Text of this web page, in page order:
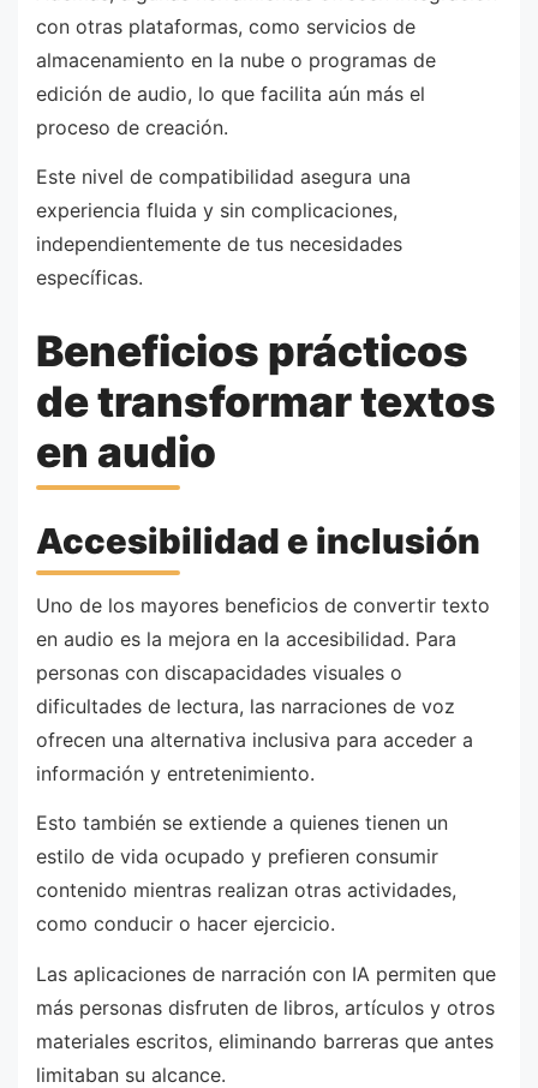
con otras plataformas, como servicios de
almacenamiento en la nube o programas de
edición de audio, lo que facilita aún más el
proceso de creación.
Este nivel de compatibilidad asegura una
experiencia fluida y sin complicaciones,
independientemente de tus necesidades
específicas.
Beneficios prácticos
de transformar textos
en audio
Accesibilidad e inclusión
Uno de los mayores beneficios de convertir texto
en audio es la mejora en la accesibilidad. Para
personas con discapacidades visuales o
dificultades de lectura, las narraciones de voz
ofrecen una alternativa inclusiva para acceder a
información y entretenimiento.
Esto también se extiende a quienes tienen un
estilo de vida ocupado y prefieren consumir
contenido mientras realizan otras actividades,
como conducir o hacer ejercicio.
Las aplicaciones de narración con IA permiten que
más personas disfruten de libros, artículos y otros
materiales escritos, eliminando barreras que antes
limitaban su alcance.